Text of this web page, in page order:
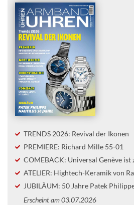
TRENDS 2026: Revival der Ikonen
PREMIERE: Richard Mille 55-01
COMEBACK: Universal Genève ist
ATELIER: Hightech-Keramik von
JUBILÄUM: 50 Jahre Patek
Erscheint am 03.07.2026